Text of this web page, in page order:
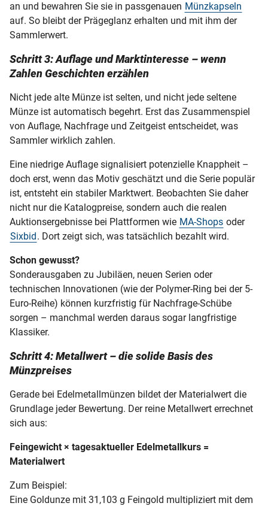
an und bewahren Sie sie in passgenauen Münzkapseln
auf. So bleibt der Prägeglanz erhalten und mit ihm der
Sammlerwert.
Schritt 3: Auflage und Marktinteresse – wenn
Zahlen Geschichten erzählen
Nicht jede alte Münze ist selten, und nicht jede seltene
Münze ist automatisch begehrt. Erst das Zusammenspiel
von Auflage, Nachfrage und Zeitgeist entscheidet, was
Sammler wirklich zahlen.
Eine niedrige Auflage signalisiert potenzielle Knappheit –
doch erst, wenn das Motiv geschätzt und die Serie populär
ist, entsteht ein stabiler Marktwert. Beobachten Sie daher
nicht nur die Katalogpreise, sondern auch die realen
Auktionsergebnisse bei Plattformen wie MA-Shops oder
Sixbid. Dort zeigt sich, was tatsächlich bezahlt wird.
Schon gewusst?
Sonderausgaben zu Jubiläen, neuen Serien oder
technischen Innovationen (wie der Polymer-Ring bei der 5-
Euro-Reihe) können kurzfristig für Nachfrage-Schübe
sorgen – manchmal werden daraus sogar langfristige
Klassiker.
Schritt 4: Metallwert – die solide Basis des
Münzpreises
Gerade bei Edelmetallmünzen bildet der Materialwert die
Grundlage jeder Bewertung. Der reine Metallwert errechnet
sich aus:
Feingewicht × tagesaktueller Edelmetallkurs =
Materialwert
Zum Beispiel:
Eine Goldunze mit 31,103 g Feingold multipliziert mit dem